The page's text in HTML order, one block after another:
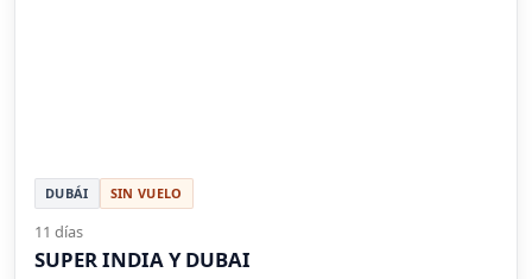
DUBÁI SIN VUELO
11 días
SUPER INDIA Y DUBAI